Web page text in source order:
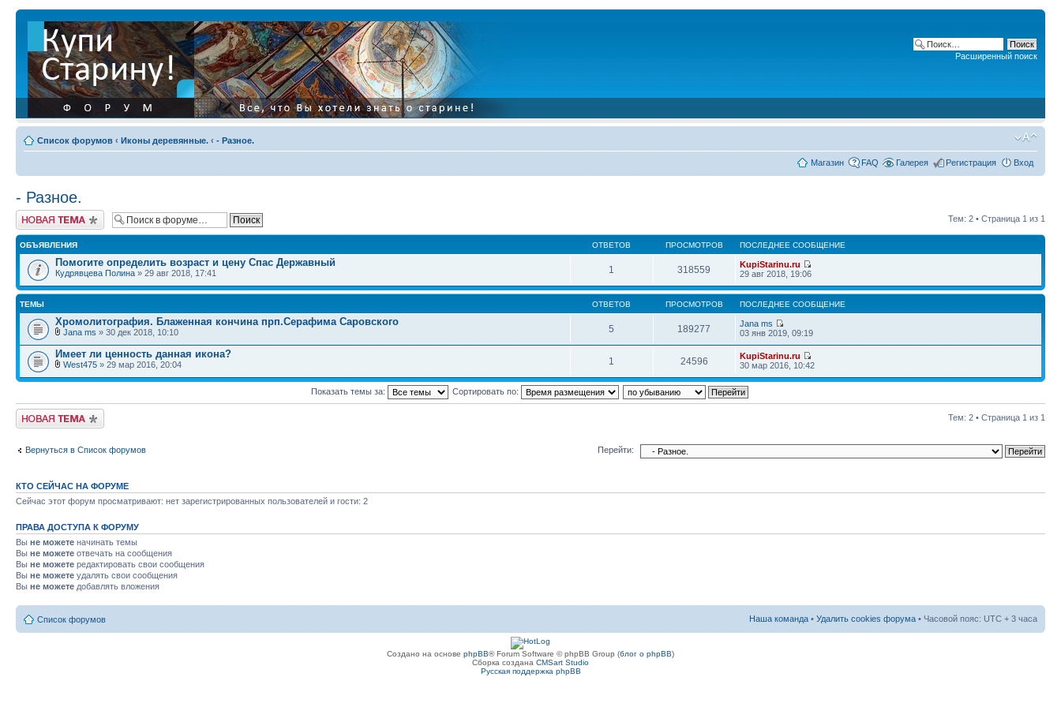
Расширенный поиск
Список форумов ‹ Иконы деревянные. ‹ - Разное.
Магазин FAQ Галерея Регистрация Вход
- Разное.
Начать новую тему Тем: 2 • Страница 1 из 1
ОБЪЯВЛЕНИЯ ОТВЕТОВ ПРОСМОТРОВ ПОСЛЕДНЕЕ СООБЩЕНИЕ
Помогите определить возраст и цену Спас Державный
Кудрявцева Полина » 29 авг 2018, 17:41 1 318559
KupiStarinu.ru
29 авг 2018, 19:06
ТЕМЫ ОТВЕТОВ ПРОСМОТРОВ ПОСЛЕДНЕЕ СООБЩЕНИЕ
Хромолитография. Блаженная кончина прп.Серафима Саровского
Jana ms » 30 дек 2018, 10:10 5 189277
Jana ms
03 янв 2019, 09:19
Имеет ли ценность данная икона?
West475 » 29 мар 2016, 20:04 1 24596
KupiStarinu.ru
30 мар 2016, 10:42
Показать темы за: Сортировать по:
Начать новую тему Тем: 2 • Страница 1 из 1
Вернуться в Список форумов Перейти:
КТО СЕЙЧАС НА ФОРУМЕ
Сейчас этот форум просматривают: нет зарегистрированных пользователей и гости: 2
ПРАВА ДОСТУПА К ФОРУМУ
Вы не можете начинать темы
Вы не можете отвечать на сообщения
Вы не можете редактировать свои сообщения
Вы не можете удалять свои сообщения
Вы не можете добавлять вложения
Список форумов Наша команда • Удалить cookies форума • Часовой пояс: UTC + 3 часа
Создано на основе phpBB® Forum Software © phpBB Group (блог о phpBB)
Сборка создана CMSart Studio
Русская поддержка phpBB